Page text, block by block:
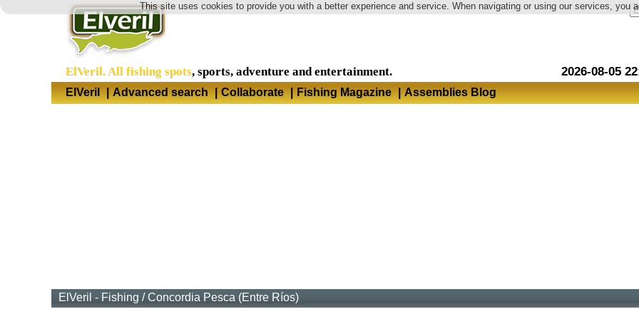
This site uses cookies to provide you with a better experience and service. When navigating or using our services, you
Language
2026-08-05
ElVeril. All fishing spots, sports, adventure and entertainment.
ElVeril | Advanced search | Collaborate | Fishing Magazine | Assemblies Blog
ElVeril - Fishing /Concordia Pesca (Entre Ríos)